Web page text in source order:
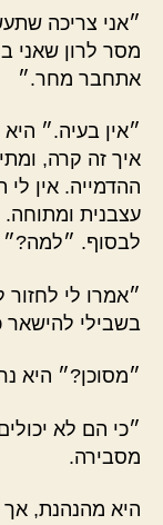
״אני צריכה
מסר לרון שאני
אתחבר מחר.״
״אין בעיה.״
איך זה קרה,
ההדמייה. אין
עצבנית
לבסוף. ״למה?״
״אמרו לי
בשבילי להישאר
״מסוכן?״ היא
״כי הם לא
מסבירה.
היא מהנהנת, אך